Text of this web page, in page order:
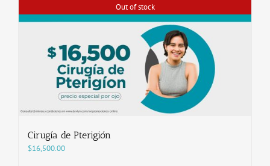
Out of stock
Cirugía de Pterigión
$16,500.00